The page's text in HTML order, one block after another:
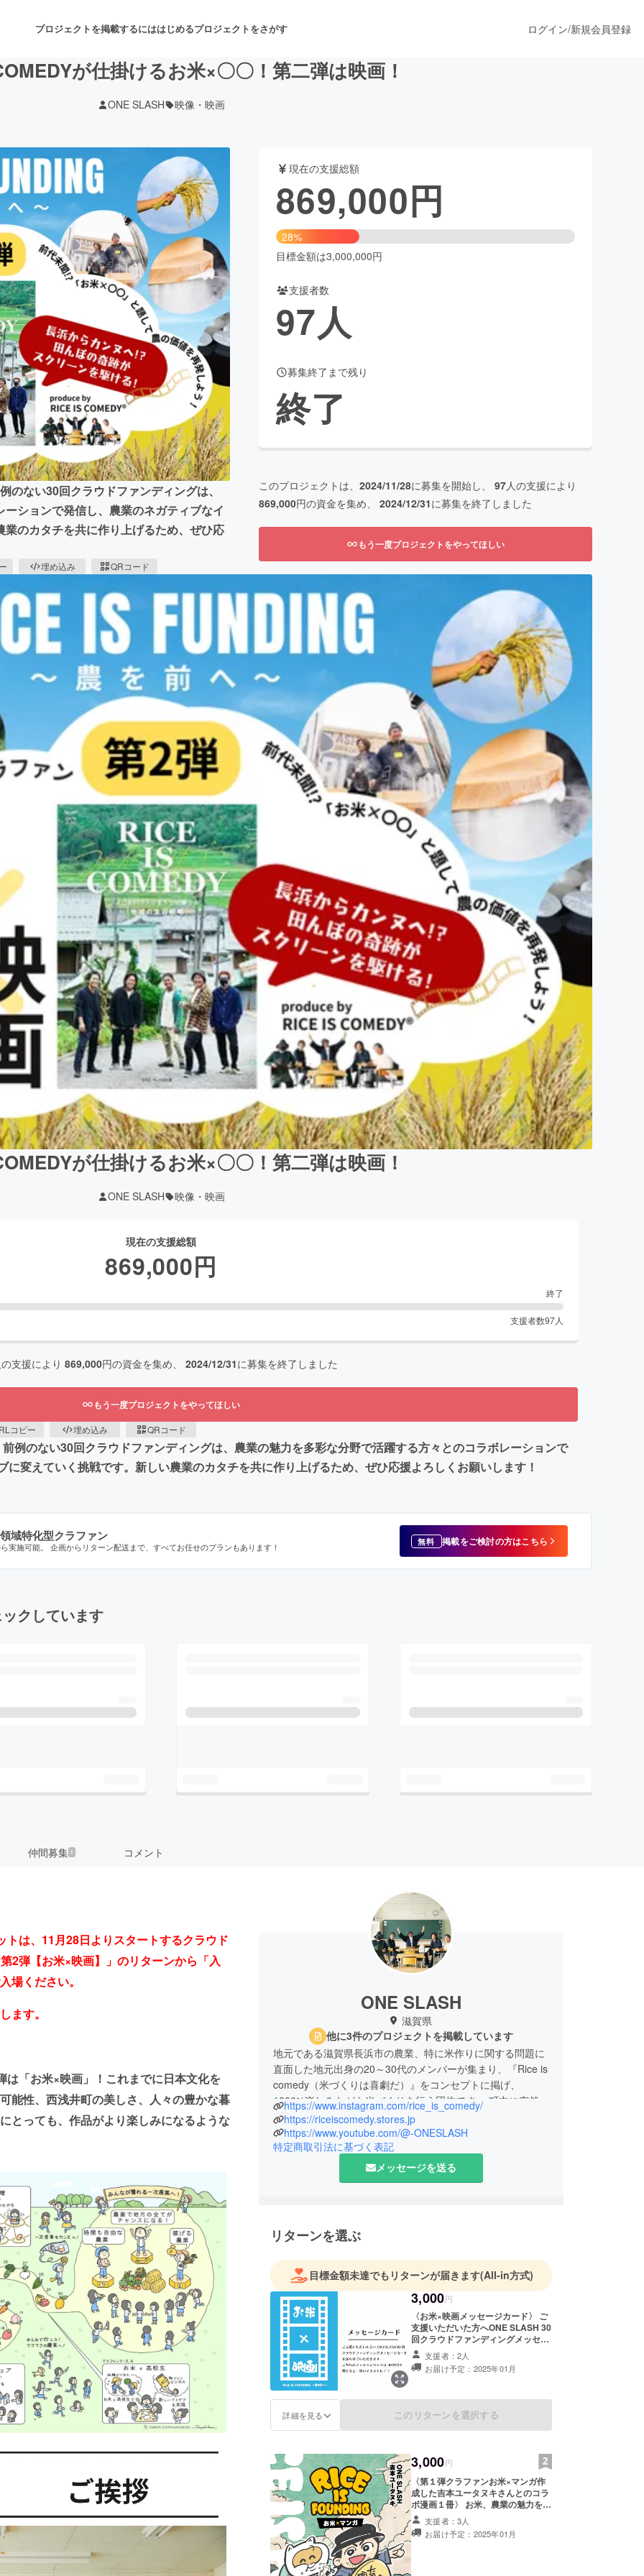
プロジェクトを掲載するにははじめるプロジェクトをさがす
音楽 舞台・パフォーマンス
ゲーム・サービス開発 フード・飲食店 ファッション
書籍・雑誌出版 アニメ・漫画
チャレンジ ビューティー・ヘルスケア
CAMPFIRE for Social GoodCAMPFIRE Creation
CAMPFIREふるさと納税machi-yaコミュニティ
ログイン/新規会員登録
が仕掛けるお米×〇〇！第二弾は映画！
ONE SLASH 映像・映画
ない30回クラウドファンディングは、
ションで発信し、農業のネガティブなイ
のカタチを共に作り上げるため、ぜひ応
埋め込み QRコード
現在の支援総額
869,000円
28%
目標金額は3,000,000円
支援者数
97人
募集終了まで残り
終了
このプロジェクトは、 2024/11/28に募集を開始し、 97人の支援により
869,000円の資金を集め、 2024/12/31に募集を終了しました
もう一度プロジェクトをやってほしい
が仕掛けるお米×〇〇！第二弾は映画！
ONE SLASH 映像・映画
現在の支援総額
869,000円
終了
支援者数97人
支援により 869,000円の資金を集め、 2024/12/31に募集を終了しました
もう一度プロジェクトをやってほしい
コピー 埋め込み QRコード
例のない30回クラウドファンディングは、農業の魅力を多彩な分野で活躍する方々とのコラボレーションで
変えていく挑戦です。新しい農業のカタチを共に作り上げるため、ぜひ応援よろしくお願いします！
域特化型クラファン
実施可能。 企画からリターン配送まで、すべてお任せのプランもあります！ 無料 掲載をご検討の方はこちら
クしています
仲間募集 1 コメント
は、11月28日よりスタートするクラウド
2弾【お米×映画】」のリターンから「入
場ください。
ます。
「お米×映画」！これまでに日本文化を
能性、西浅井町の美しさ、人々の豊かな暮
とっても、作品がより楽しみになるような
ONE SLASH
滋賀県
他に3件のプロジェクトを掲載しています
地元である滋賀県長浜市の農業、特に米作りに関する問題に
直面した地元出身の20～30代のメンバーが集まり、『Rice is
comedy（米づくりは喜劇だ）』をコンセプトに掲げ、
1000%楽しみながら米づくりを行う団体です。 町中に突然現
れて、羽釜でお米を薪で炊いておにぎりを振る舞うイベント
「ゲリラ炊飯」を中心に、米作りを通して世界中の農家に農
業の面白さ・楽しさを届け、これまでの農業の価値観を変え
るために活動しています。
https://www.instagram.com/rice_is_comedy/
https://riceiscomedy.stores.jp
https://www.youtube.com/@-ONESLASH
特定商取引法に基づく表記
メッセージを送る
リターンを選ぶ
目標金額未達でもリターンが届きます(All-in方式)
3,000円
〈お米×映画メッセージカード〉 ご
支援いただいた方へONE SLASH 30
回クラウドファンディングメッセー
ジカードを送らせていただきます。
こちらのメッセージカードは10回分
を繋げると一枚のイラストに！？
るべく鋭意制作中！ 第1弾メッセー
ジカードお見逃しなく！ サイズ：
100mm×148mm
支援者：2人
お届け予定：2025年01月
詳細を見る このリターンを選択する
3,000円
〈第１弾クラファンお米×マンガ作
成した吉本ユータヌキさんとのコラ
ボ漫画１冊〉 お米、農業の魅力を
ユーモアたっぷりに描いた物語をお
楽しみください！ ・数量：１冊 ・
サイズ：128×182mm ・ ページ：
支援者：3人
お届け予定：2025年01月